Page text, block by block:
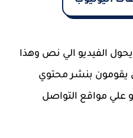
الفيديو الي نص وهذا
يقومون بنشر محتوي
علي مواقع التواصل